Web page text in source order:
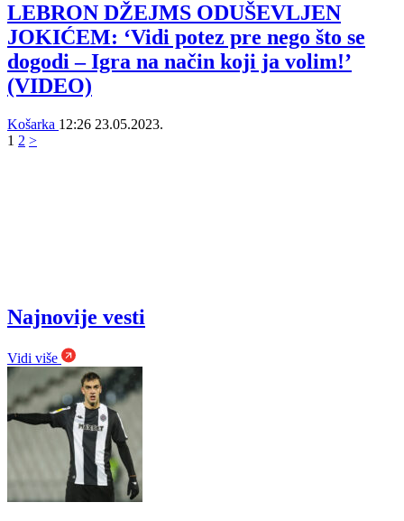
LEBRON DŽEJMS ODUŠEVLJEN
JOKIĆEM: ‘Vidi potez pre nego što se
dogodi – Igra na način koji ja volim!’
(VIDEO)
Košarka 12:26 23.05.2023.
1 2 >
Najnovije vesti
Vidi više